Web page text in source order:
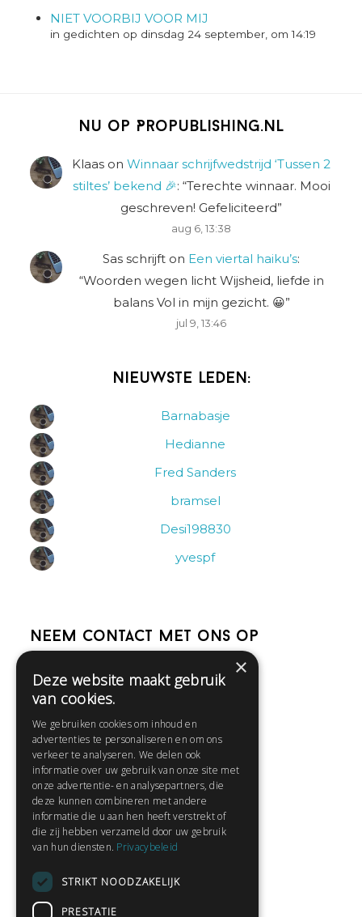
NIET VOORBIJ VOOR MIJ
in gedichten op dinsdag 24 september, om 14:19
Nu op Propublishing.nl
Klaas on Winnaar schrijfwedstrijd ‘Tussen 2
stiltes’ bekend 🎉: “Terechte winnaar. Mooi
geschreven! Gefeliciteerd”
aug 6, 13:38
Sas schrijft on Een viertal haiku’s:
“Woorden wegen licht Wijsheid, liefde in
balans Vol in mijn gezicht. 😀”
jul 9, 13:46
Nieuwste leden:
Barnabasje
Hedianne
Fred Sanders
bramsel
Desi198830
yvespf
Neem contact met ons op
Help
Contact
Huisregels
Snel naar:
Gratis aanmelden
Privacybeleid
×
Deze website maakt gebruik
van cookies.
We gebruiken cookies om inhoud en
advertenties te personaliseren en om ons
verkeer te analyseren. We delen ook
informatie over uw gebruik van onze site met
onze advertentie- en analysepartners, die
deze kunnen combineren met andere
informatie die u aan hen heeft verstrekt of
die zij hebben verzameld door uw gebruik
van hun diensten. Privacybeleid
STRIKT NOODZAKELIJK
PRESTATIE